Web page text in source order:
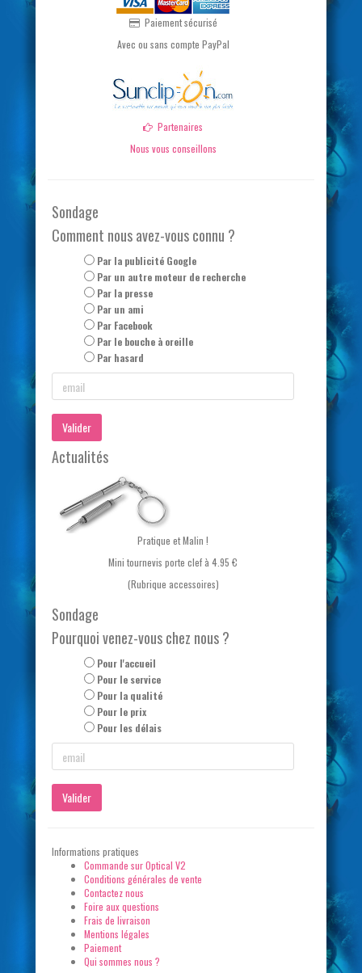
Paiement sécurisé
Avec ou sans compte PayPal
Partenaires
Nous vous conseillons
Sondage
Comment nous avez-vous connu ?
Par la publicité Google
Par un autre moteur de recherche
Par la presse
Par un ami
Par Facebook
Par le bouche à oreille
Par hasard
Valider
Actualités
Pratique et Malin !
Mini tournevis porte clef à 4.95 €
(Rubrique accessoires)
Sondage
Pourquoi venez-vous chez nous ?
Pour l'accueil
Pour le service
Pour la qualité
Pour le prix
Pour les délais
Valider
Informations pratiques
Commande sur Optical V2
Conditions générales de vente
Contactez nous
Foire aux questions
Frais de livraison
Mentions légales
Paiement
Qui sommes nous ?